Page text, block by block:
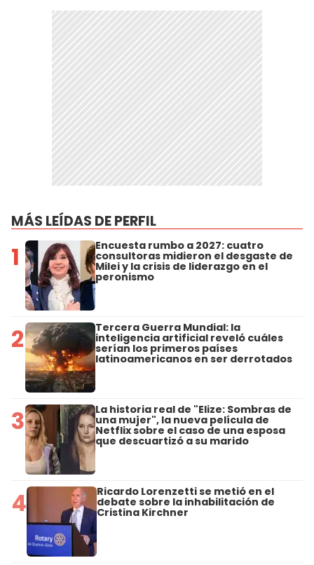
MÁS LEÍDAS DE PERFIL
1 Encuesta rumbo a 2027: cuatro
consultoras midieron el desgaste de
Milei y la crisis de liderazgo en el
peronismo
2 Tercera Guerra Mundial: la
inteligencia artificial reveló cuáles
serían los primeros países
latinoamericanos en ser derrotados
3 La historia real de "Elize: Sombras de
una mujer", la nueva película de
Netflix sobre el caso de una esposa
que descuartizó a su marido
4 Ricardo Lorenzetti se metió en el
debate sobre la inhabilitación de
Cristina Kirchner